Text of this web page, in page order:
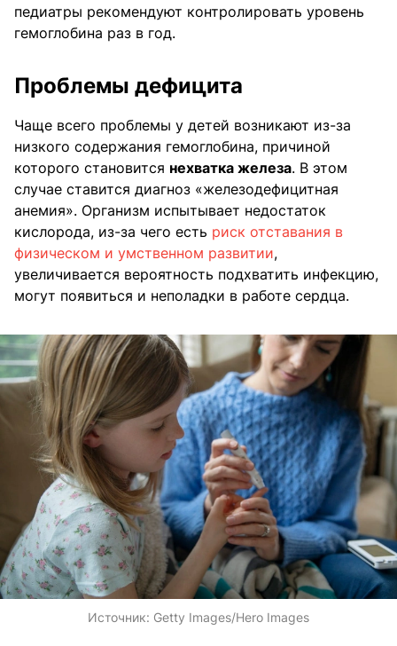
педиатры рекомендуют контролировать уровень
гемоглобина раз в год.
Проблемы дефицита
Чаще всего проблемы у детей возникают из-за
низкого содержания гемоглобина, причиной
которого становится нехватка железа. В этом
случае ставится диагноз «железодефицитная
анемия». Организм испытывает недостаток
кислорода, из-за чего есть риск отставания в
физическом и умственном развитии,
увеличивается вероятность подхватить инфекцию,
могут появиться и неполадки в работе сердца.
Источник: Getty Images/Hero Images